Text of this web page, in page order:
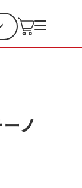
過去購入
ノ